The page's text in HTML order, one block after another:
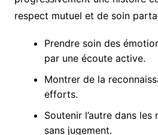
respect mutuel et de soin
Prendre soin des
par une écoute active.
Montrer de la
efforts.
Soutenir l’autre dans
sans jugement.